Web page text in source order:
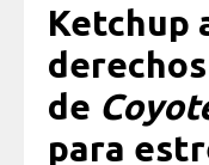
Ketchup
de
para